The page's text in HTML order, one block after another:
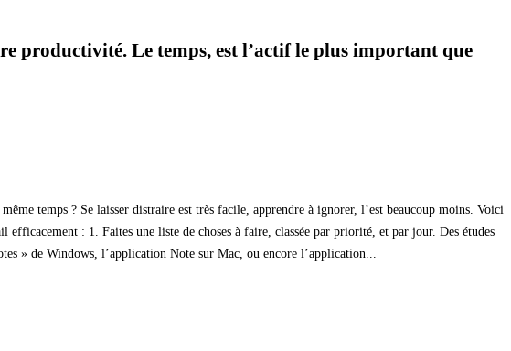
productivité. Le temps, est l’actif le plus important que
temps ? Se laisser distraire est très facile, apprendre à ignorer, l’est beaucoup moins. Voici
: 1. Faites une liste de choses à faire, classée par priorité, et par jour. Des études
» de Windows, l’application Note sur Mac, ou encore l’application...